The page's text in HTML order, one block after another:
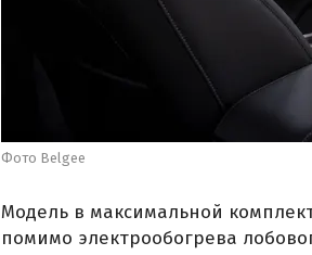
Фото Belgee
Модель в максимальной
помимо электрообогрева